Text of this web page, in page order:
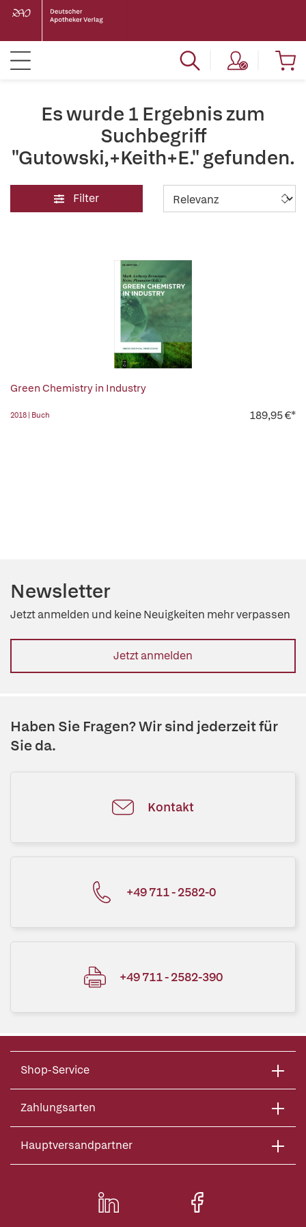
Es wurde 1 Ergebnis zum
Suchbegriff
"Gutowski,+Keith+E." gefunden.
Filter
Green Chemistry in Industry
2018 | Buch 189,95 €*
Newsletter
Jetzt anmelden und keine Neuigkeiten mehr verpassen
Jetzt anmelden
Haben Sie Fragen? Wir sind jederzeit für
Sie da.
Kontakt
+49 711 - 2582-0
+49 711 - 2582-390
Shop-Service
Zahlungsarten
Hauptversandpartner